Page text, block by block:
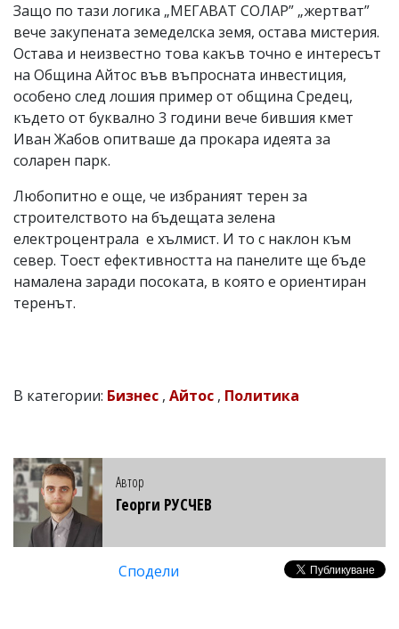
Защо по тази логика „МЕГАВАТ СОЛАР” „жертват”
вече закупената земеделска земя, остава мистерия.
Остава и неизвестно това какъв точно е интересът
на Община Айтос във въпросната инвестиция,
особено след лошия пример от община Средец,
където от буквално 3 години вече бившия кмет
Иван Жабов опитваше да прокара идеята за
соларен парк.
Любопитно е още, че избраният терен за
строителството на бъдещата зелена
електроцентрала е хълмист. И то с наклон към
север. Тоест ефективността на панелите ще бъде
намалена заради посоката, в която е ориентиран
теренът.
В категории: Бизнес , Айтос , Политика
Автор
Георги РУСЧЕВ
Сподели